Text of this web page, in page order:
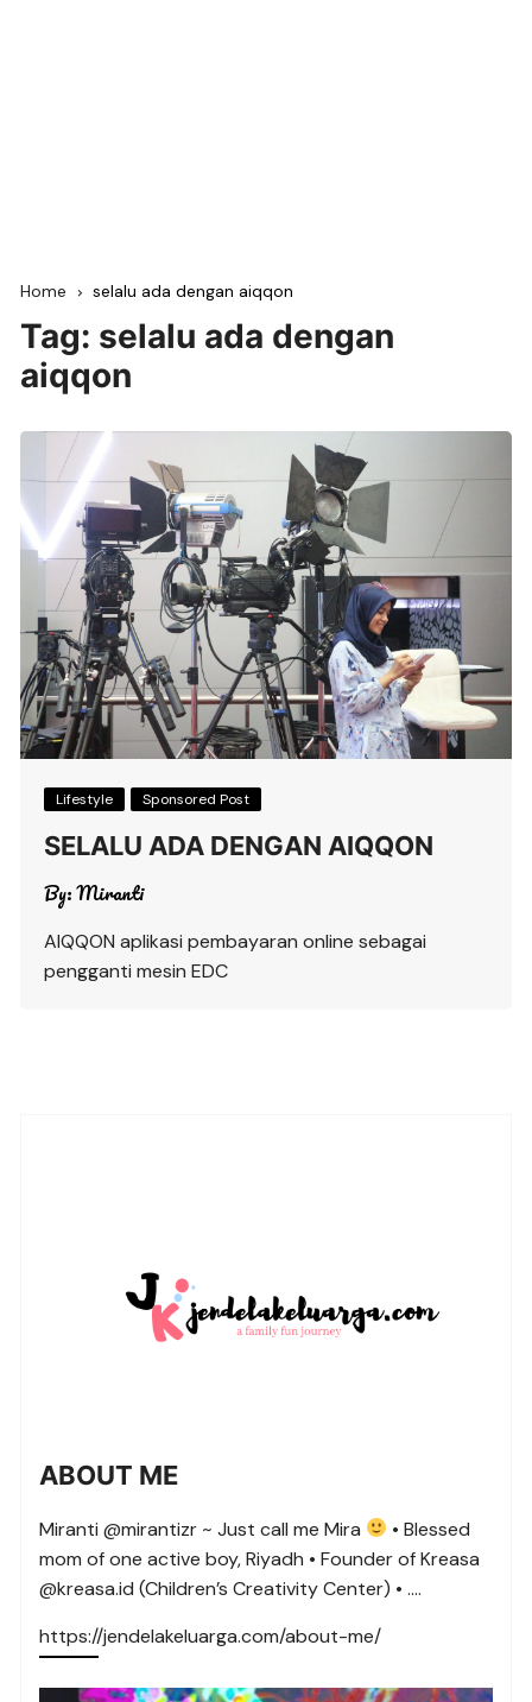
Home selalu ada dengan aiqqon
Tag: selalu ada dengan
aiqqon
Lifestyle Sponsored Post
SELALU ADA DENGAN AIQQON
By:Miranti
AIQQON aplikasi pembayaran online sebagai
pengganti mesin EDC
ABOUT ME
Miranti @mirantizr ~ Just call me Mira
• Blessed
mom of one active boy, Riyadh • Founder of Kreasa
@kreasa.id (Children’s Creativity Center) • ….
https://jendelakeluarga.com/about-me/